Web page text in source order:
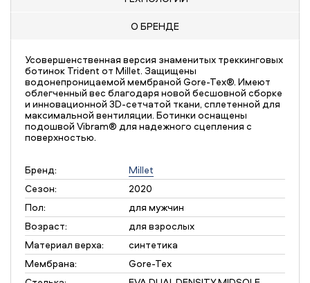
О БРЕНДЕ
Усовершенственная версия знаменитых треккинговых
ботинок Trident от Millet. Защищены
водонепроницаемой мембраной Gore-Tex®. Имеют
облегченный вес благодаря новой бесшовной сборке
и инновационной 3D-cетчатой ткани, сплетенной для
максимальной вентиляции. Ботинки оснащены
подошвой Vibram® для надежного сцепления с
поверхностью.
Бренд:
Millet
Сезон:
2020
Пол:
для мужчин
Возраст:
для взрослых
Материал верха:
синтетика
Мембрана:
Gore-Tex